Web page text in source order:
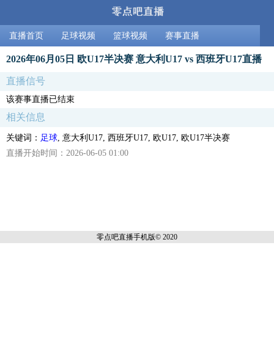
直播首页 足球视频 篮球视频 赛事直播
2026年06月05日 欧U17半决赛 意大利U17 vs 西班牙U17直播
直播信号
该赛事直播已结束
相关信息
关键词： 足球 , 意大利U17, 西班牙U17, 欧U17, 欧U17半决赛
直播开始时间：2026-06-05 01:00
零点吧直播手机版© 2020